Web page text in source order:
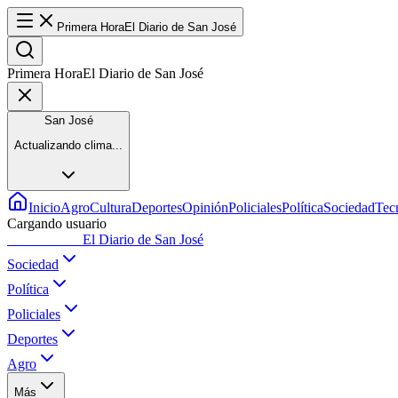
Primera HoraEl Diario de San José
Primera HoraEl Diario de San José
San José
Actualizando clima...
InicioAgroCulturaDeportesOpiniónPolicialesPolíticaSociedad
Cargando usuario
El Diario de San José
Sociedad
Política
Policiales
Deportes
Agro
Más